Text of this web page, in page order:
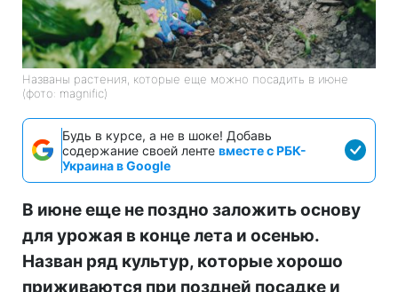
Названы растения, которые еще можно посадить в июне
(фото: magnific)
Будь в курсе, а не в шоке! Добавь
содержание своей ленте вместе с РБК-
Украина в Google
В июне еще не поздно заложить основу
для урожая в конце лета и осенью.
Назван ряд культур, которые хорошо
приживаются при поздней посадке и